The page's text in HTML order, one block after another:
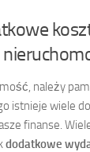
należy
istnieje wiele
finanse.
dodatkowe